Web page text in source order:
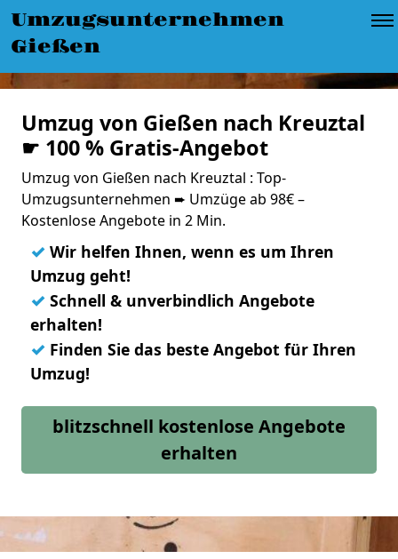
Umzugsunternehmen
Gießen
Umzug von Gießen nach Kreuztal
☛ 100 % Gratis-Angebot
Umzug von Gießen nach Kreuztal : Top-
Umzugsunternehmen ➨ Umzüge ab 98€ –
Kostenlose Angebote in 2 Min.
✓ Wir helfen Ihnen, wenn es um Ihren
Umzug geht!
✓ Schnell & unverbindlich Angebote
erhalten!
✓ Finden Sie das beste Angebot für Ihren
Umzug!
blitzschnell kostenlose Angebote
erhalten